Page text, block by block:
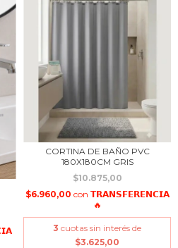
CORTINA DE BAÑO PVC
180X180CM GRIS
$10.875,00
$6.960,00 con 𝗧𝗥𝗔𝗡𝗦𝗙𝗘𝗥𝗘𝗡𝗖𝗜𝗔
🔥
3 cuotas sin interés de
$3.625,00